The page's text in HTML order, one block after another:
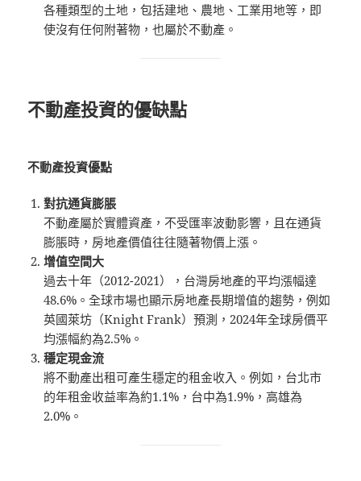
各種類型的土地，包括建地、農地、工業用地等，即
使沒有任何附著物，也屬於不動產。
不動產投資的優缺點
不動產投資優點
對抗通貨膨脹
不動產屬於實體資產，不受匯率波動影響，且在通貨
膨脹時，房地產價值往往隨著物價上漲。
增值空間大
過去十年（2012-2021），台灣房地產的平均漲幅達
48.6%。全球市場也顯示房地產長期增值的趨勢，例如
英國萊坊（Knight Frank）預測，2024年全球房價平
均漲幅約為2.5%。
穩定現金流
將不動產出租可產生穩定的租金收入。例如，台北市
的年租金收益率為約1.1%，台中為1.9%，高雄為
2.0%。